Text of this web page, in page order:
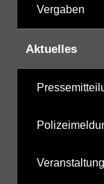
Vergaben
Aktuelles